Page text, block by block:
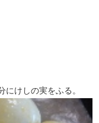
けしの実をふる。